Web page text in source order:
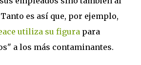
es así que, por ejemplo,
utiliza su figura para
a los más contaminantes.